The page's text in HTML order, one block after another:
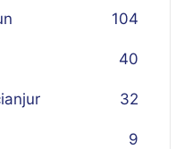
104
40
32
9